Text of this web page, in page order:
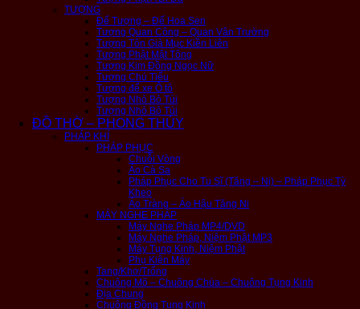
TƯỢNG
Đế Tượng – Đế Hoa Sen
Tượng Quan Công – Quan Vân Trường
Tượng Tôn Giả Mục Kiền Liên
Tượng Phật Mật Tông
Tượng Kim Đồng Ngọc Nữ
Tượng Chú Tiểu
Tượng để xe Ô tô
Tượng Nhỏ Bỏ Túi
Tượng Nhỏ Bỏ Túi
ĐỒ THỜ – PHONG THỦY
PHÁP KHÍ
PHÁP PHỤC
Chuỗi Vòng
Áo Cà Sa
Pháp Phục Cho Tu Sĩ (Tăng – Ni) – Pháp Phục Tỳ
Kheo
Áo Tràng – Áo Hậu Tăng Ni
MÁY NGHE PHÁP
Máy Nghe Pháp MP4/DVD
Máy Nghe Pháp, Niệm Phật MP3
Máy Tụng Kinh, Niệm Phật
Phụ Kiện Máy
Tang/Khơ/Trống
Chuông Mõ – Chuông Chùa – Chuông Tụng Kinh
Địa Chung
Chuông Đồng Tụng Kinh